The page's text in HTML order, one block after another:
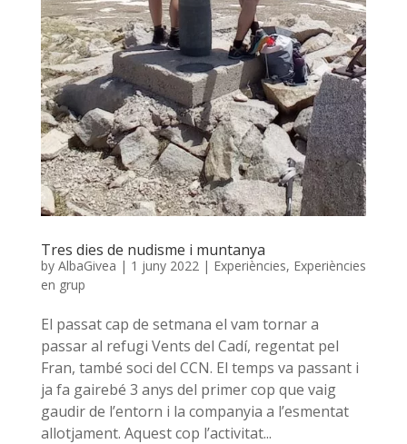
Tres dies de nudisme i muntanya
by AlbaGivea | 1 juny 2022 | Experiències, Experiències
en grup
El passat cap de setmana el vam tornar a
passar al refugi Vents del Cadí, regentat pel
Fran, també soci del CCN. El temps va passant i
ja fa gairebé 3 anys del primer cop que vaig
gaudir de l’entorn i la companyia a l’esmentat
allotjament. Aquest cop l’activitat...